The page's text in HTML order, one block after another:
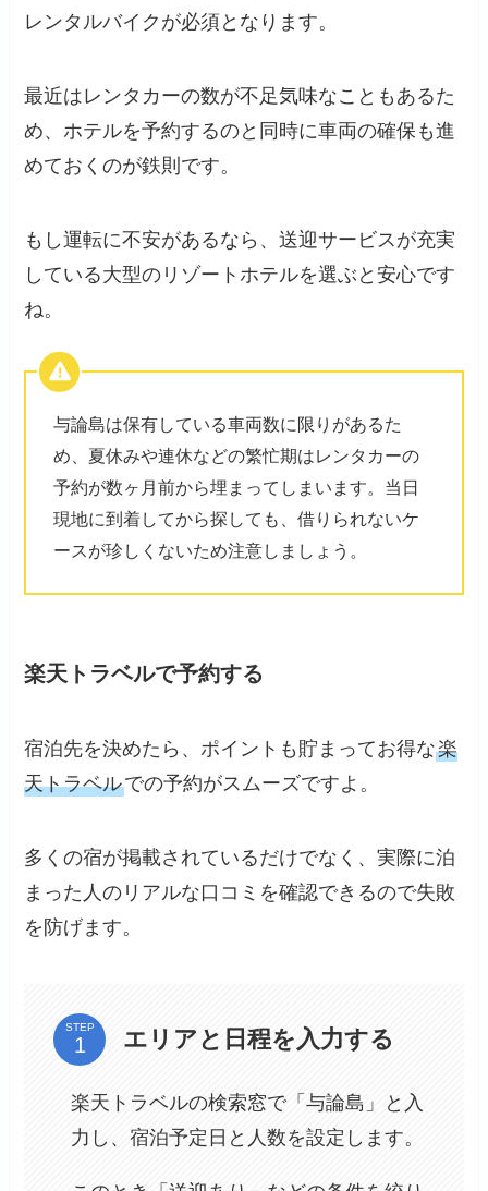
レンタルバイクが必須となります。
最近はレンタカーの数が不足気味なこともあるた
め、ホテルを予約するのと同時に車両の確保も進
めておくのが鉄則です。
もし運転に不安があるなら、送迎サービスが充実
している大型のリゾートホテルを選ぶと安心です
ね。
与論島は保有している車両数に限りがあるた
め、夏休みや連休などの繁忙期はレンタカーの
予約が数ヶ月前から埋まってしまいます。当日
現地に到着してから探しても、借りられないケ
ースが珍しくないため注意しましょう。
楽天トラベルで予約する
宿泊先を決めたら、ポイントも貯まってお得な楽
天トラベルでの予約がスムーズですよ。
多くの宿が掲載されているだけでなく、実際に泊
まった人のリアルな口コミを確認できるので失敗
を防げます。
STEP エリアと日程を入力する
楽天トラベルの検索窓で「与論島」と入
力し、宿泊予定日と人数を設定します。